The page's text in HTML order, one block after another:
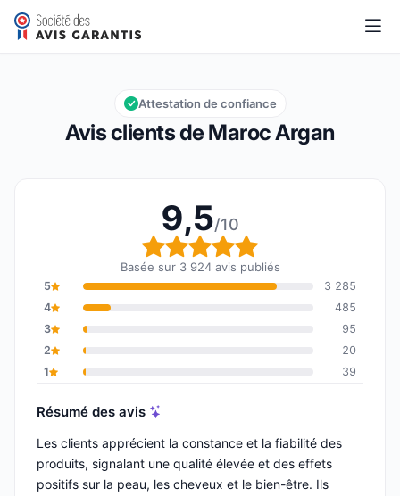
Maroc Argan
Note globale : 9,5 sur 10
9,5/10
Avis clients de Maroc Argan
Attestation de confiance
9,5/10
Note globale : 9,5 sur
Basée sur 3 924 avis publiés
5
3 285
4
485
3
95
2
20
1
39
Résumé des avis
Les clients apprécient la constance et la fiabilité des
produits, signalant une qualité élevée et des effets
positifs sur la peau, les cheveux et le bien-être. Ils